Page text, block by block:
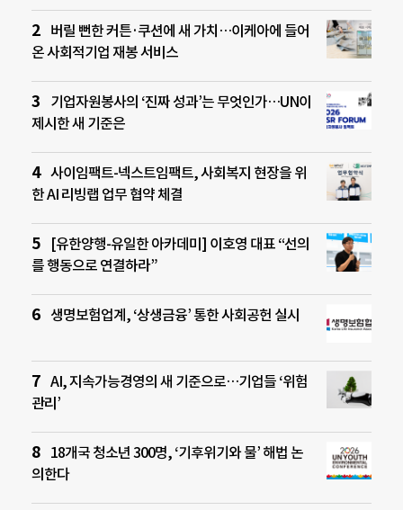
버릴 뻔한 커튼·쿠션에 새 가치…이케아에 들어
온 사회적기업 재봉 서비스
기업자원봉사의 ‘진짜 성과’는 무엇인가…UN이
제시한 새 기준은
사이임팩트-넥스트임팩트, 사회복지 현장을 위
한 AI 리빙랩 업무 협약 체결
[유한양행-유일한 아카데미] 이호영 대표 “선의
를 행동으로 연결하라”
생명보험업계, ‘상생금융’ 통한 사회공헌 실시
AI, 지속가능경영의 새 기준으로…기업들 ‘위험
관리’
18개국 청소년 300명, ‘기후위기와 물’ 해법 논
의한다